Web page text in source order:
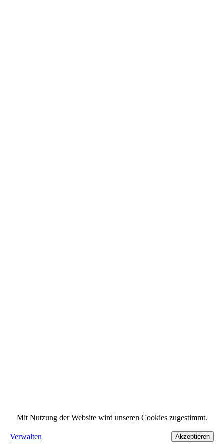
Mit Nutzung der Website wird unseren Cookies zugestimmt.
Verwalten Akzeptieren